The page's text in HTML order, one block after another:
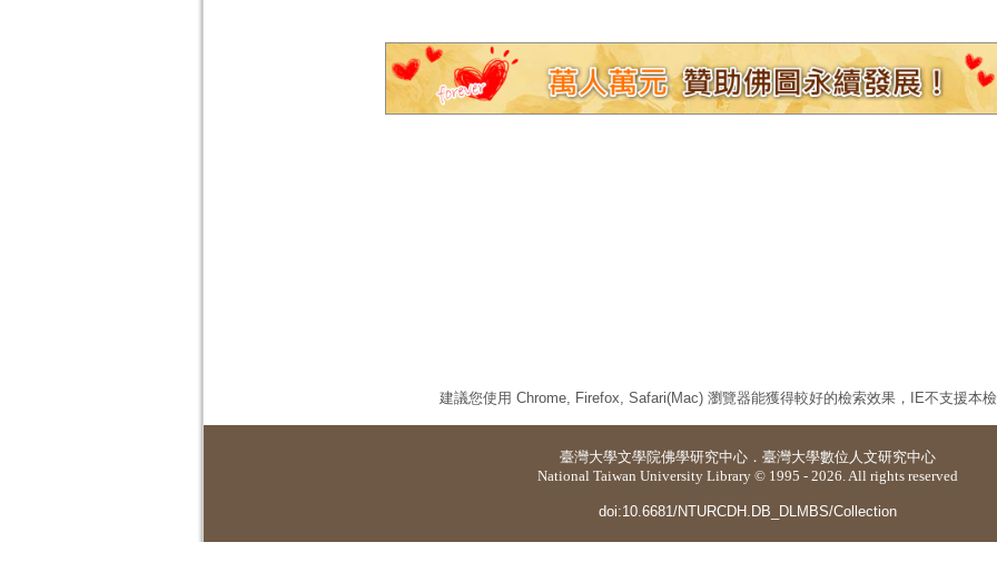
建議您使用 Chrome, Firefox, Safari(Mac) 瀏覽器能獲得較好的檢索效果，IE不支援本
臺灣大學文學院佛學研究中心 ． 臺灣大學數位人文研究中心
National Taiwan University Library © 1995 - 2026. All rights reserved
doi:10.6681/NTURCDH.DB_DLMBS/Collection